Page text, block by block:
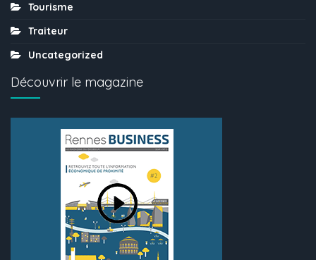
Tourisme
Traiteur
Uncategorized
Découvrir le magazine